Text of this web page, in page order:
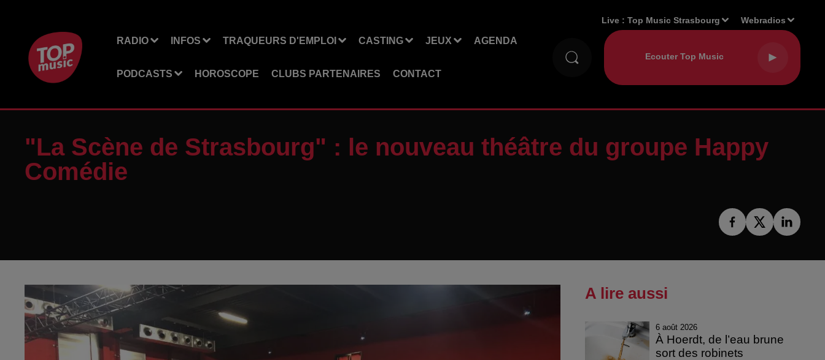
RADIO INFOS TRAQUEURS D'EMPLOI CASTING JEUX AGENDA
PODCASTS HOROSCOPE CLUBS PARTENAIRES CONTACT
Live :Top Music Strasbourg Webradios
"La Scène de Strasbourg" : le nouveau théâtre du groupe Happy
Comédie
A lire aussi
6 août 2026
À Hoerdt, de l’eau brune
sort des robinets